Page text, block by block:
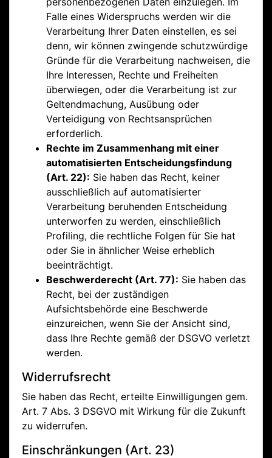
Falle eines Widerspruchs werden wir die
Verarbeitung Ihrer Daten einstellen, es sei
denn, wir können zwingende schutzwürdige
Gründe für die Verarbeitung nachweisen, die
Ihre Interessen, Rechte und Freiheiten
überwiegen, oder die Verarbeitung ist zur
Geltendmachung, Ausübung oder
Verteidigung von Rechtsansprüchen
erforderlich.
Rechte im Zusammenhang mit einer
automatisierten Entscheidungsfindung
(Art. 22): Sie haben das Recht, keiner
ausschließlich auf automatisierter
Verarbeitung beruhenden Entscheidung
unterworfen zu werden, einschließlich
Profiling, die rechtliche Folgen für Sie hat
oder Sie in ähnlicher Weise erheblich
beeinträchtigt.
Beschwerderecht (Art. 77): Sie haben das
Recht, bei der zuständigen
Aufsichtsbehörde eine Beschwerde
einzureichen, wenn Sie der Ansicht sind,
dass Ihre Rechte gemäß der DSGVO verletzt
werden.
Widerrufsrecht
Sie haben das Recht, erteilte Einwilligungen gem.
Art. 7 Abs. 3 DSGVO mit Wirkung für die Zukunft
zu widerrufen.
Einschränkungen (Art. 23)